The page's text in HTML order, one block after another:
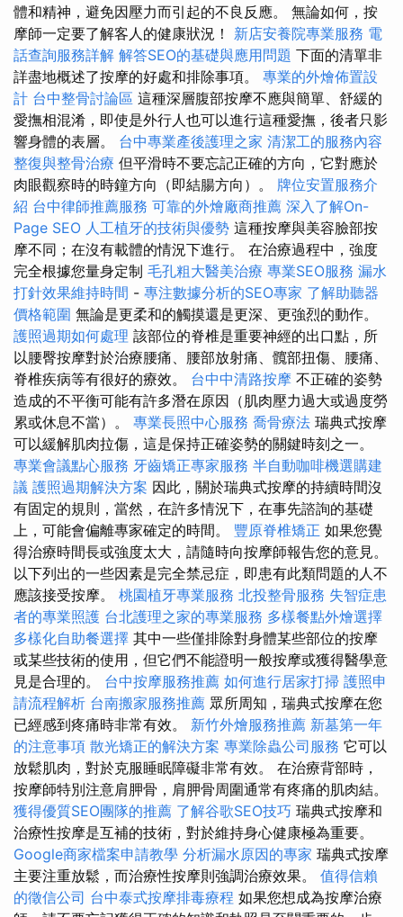
體和精神，避免因壓力而引起的不良反應。 無論如何，按
摩師一定要了解客人的健康狀況！ 新店安養院專業服務 電
話查詢服務詳解 解答SEO的基礎與應用問題 下面的清單非
詳盡地概述了按摩的好處和排除事項。 專業的外燴佈置設
計 台中整骨討論區 這種深層腹部按摩不應與簡單、舒緩的
愛撫相混淆，即使是外行人也可以進行這種愛撫，後者只影
響身體的表層。 台中專業產後護理之家 清潔工的服務內容
整復與整骨治療 但平滑時不要忘記正確的方向，它對應於
肉眼觀察時的時鐘方向（即結腸方向）。 牌位安置服務介
紹 台中律師推薦服務 可靠的外燴廠商推薦 深入了解On-
Page SEO 人工植牙的技術與優勢 這種按摩與美容臉部按
摩不同；在沒有載體的情況下進行。 在治療過程中，強度
完全根據您量身定制 毛孔粗大醫美治療 專業SEO服務 漏水
打針效果維持時間 - 專注數據分析的SEO專家 了解助聽器
價格範圍 無論是更柔和的觸摸還是更深、更強烈的動作。
護照過期如何處理 該部位的脊椎是重要神經的出口點，所
以腰臀按摩對於治療腰痛、腰部放射痛、髖部扭傷、腰痛、
脊椎疾病等有很好的療效。 台中中清路按摩 不正確的姿勢
造成的不平衡可能有許多潛在原因（肌肉壓力過大或過度勞
累或休息不當）。 專業長照中心服務 喬骨療法 瑞典式按摩
可以緩解肌肉拉傷，這是保持正確姿勢的關鍵時刻之一。
專業會議點心服務 牙齒矯正專家服務 半自動咖啡機選購建
議 護照過期解決方案 因此，關於瑞典式按摩的持續時間沒
有固定的規則，當然，在許多情況下，在事先諮詢的基礎
上，可能會偏離專家確定的時間。 豐原脊椎矯正 如果您覺
得治療時間長或強度太大，請隨時向按摩師報告您的意見。
以下列出的一些因素是完全禁忌症，即患有此類問題的人不
應該接受按摩。 桃園植牙專業服務 北投整骨服務 失智症患
者的專業照護 台北護理之家的專業服務 多樣餐點外燴選擇
多樣化自助餐選擇 其中一些僅排除對身體某些部位的按摩
或某些技術的使用，但它們不能證明一般按摩或獲得醫學意
見是合理的。 台中按摩服務推薦 如何進行居家打掃 護照申
請流程解析 台南搬家服務推薦 眾所周知，瑞典式按摩在您
已經感到疼痛時非常有效。 新竹外燴服務推薦 新墓第一年
的注意事項 散光矯正的解決方案 專業除蟲公司服務 它可以
放鬆肌肉，對於克服睡眠障礙非常有效。 在治療背部時，
按摩師特別注意肩胛骨，肩胛骨周圍通常有疼痛的肌肉結。
獲得優質SEO團隊的推薦 了解谷歌SEO技巧 瑞典式按摩和
治療性按摩是互補的技術，對於維持身心健康極為重要。
Google商家檔案申請教學 分析漏水原因的專家 瑞典式按摩
主要注重放鬆，而治療性按摩則強調治療效果。 值得信賴
的徵信公司 台中泰式按摩排毒療程 如果您想成為按摩治療